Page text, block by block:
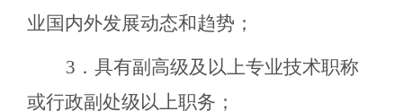
业国内外发展动态和趋势；
3．具有副高级及以上专业技术职称
或行政副处级以上职务；